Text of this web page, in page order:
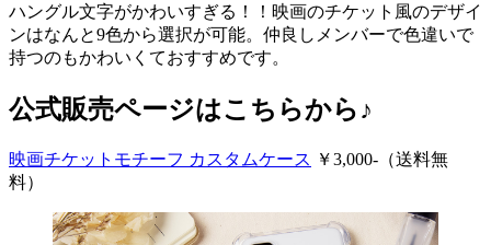
ハングル文字がかわいすぎる！！映画のチケット風のデザイ
ンはなんと9色から選択が可能。仲良しメンバーで色違いで
持つのもかわいくておすすめです。
公式販売ページはこちらから♪
映画チケットモチーフ カスタムケース ￥3,000-（送料無
料）